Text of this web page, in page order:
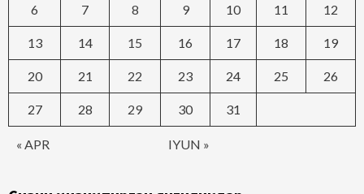
« APR IYUN »
6 7 8 9 10 11 12
13 14 15 16 17 18 19
20 21 22 23 24 25 26
27 28 29 30 31